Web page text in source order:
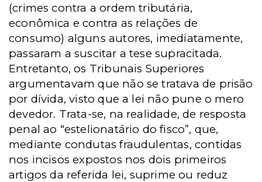
(crimes contra a ordem tributária,
econômica e contra as relações de
consumo) alguns autores, imediatamente,
passaram a suscitar a tese supracitada.
Entretanto, os Tribunais Superiores
argumentavam que não se tratava de prisão
por dívida, visto que a lei não pune o mero
devedor. Trata-se, na realidade, de resposta
penal ao “estelionatário do fisco”, que,
mediante condutas fraudulentas, contidas
nos incisos expostos nos dois primeiros
artigos da referida lei, suprime ou reduz